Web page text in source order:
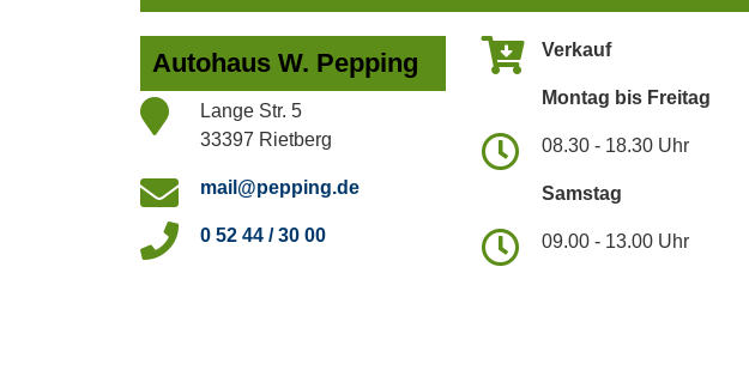
Autohaus W. Pepping
Lange Str. 5
33397 Rietberg
mail@pepping.de
0 52 44 / 30 00
Verkauf
Montag bis Freitag
08.30 - 18.30 Uhr
Samstag
09.00 - 13.00 Uhr